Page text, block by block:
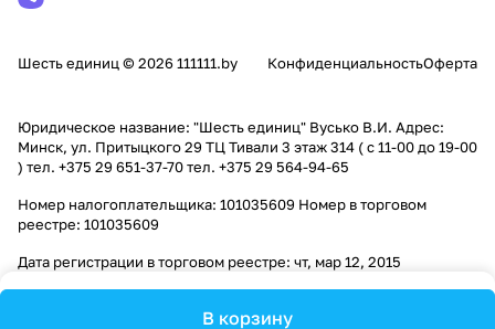
В корзину
Шесть единиц © 2026 111111.by КонфиденциальностьОферта
Юридическое название: "Шесть единиц" Вусько В.И. Адрес:
Минск, ул. Притыцкого 29 ТЦ Тивали 3 этаж 314 ( с 11-00 до 19-00
) тел. +375 29 651-37-70 тел. +375 29 564-94-65
Номер налогоплательщика: 101035609 Номер в торговом
реестре: 101035609
Дата регистрации в торговом реестре: чт, мар 12, 2015